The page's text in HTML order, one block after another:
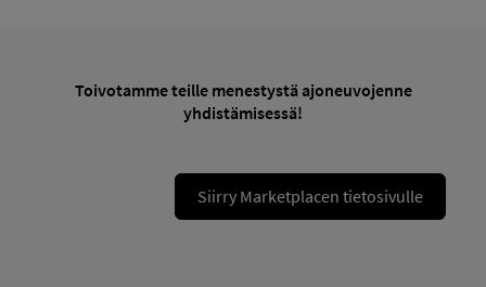
Toivotamme teille menestystä ajoneuvojenne
yhdistämisessä!
Siirry Marketplacen tietosivulle